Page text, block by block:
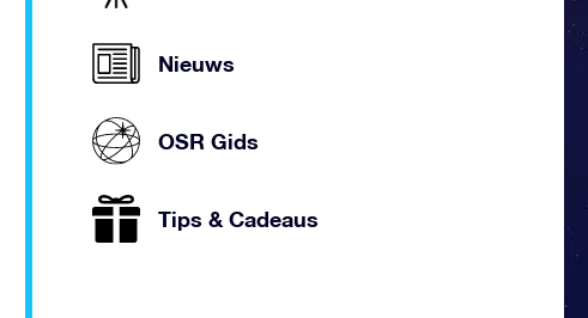
Nieuws
OSR Gids
Tips & Cadeaus